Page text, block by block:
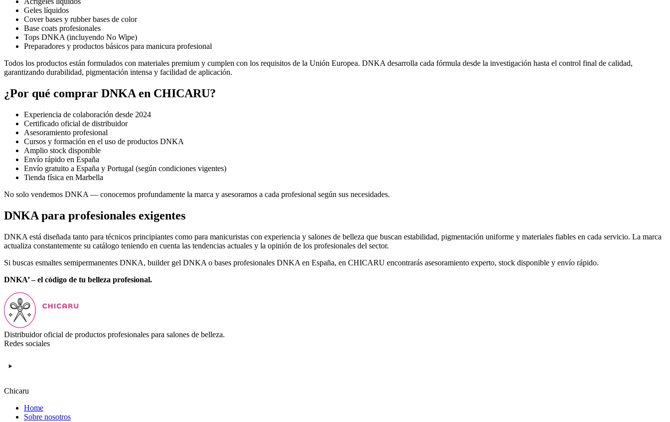
Geles líquidos
Cover bases y rubber bases de color
Base coats profesionales
Tops DNKA (incluyendo No Wipe)
Preparadores y productos básicos para manicura profesional
Todos los productos están formulados con materiales premium y cumplen con los requisitos de la Unión Europea. DNKA desarrolla cada fórmula desde la investigación hasta el control final de calidad,
garantizando durabilidad, pigmentación intensa y facilidad de aplicación.
¿Por qué comprar DNKA en CHICARU?
Experiencia de colaboración desde 2024
Certificado oficial de distribuidor
Asesoramiento profesional
Cursos y formación en el uso de productos DNKA
Amplio stock disponible
Envío rápido en España
Envío gratuito a España y Portugal (según condiciones vigentes)
Tienda física en Marbella
No solo vendemos DNKA — conocemos profundamente la marca y asesoramos a cada profesional según sus necesidades.
DNKA para profesionales exigentes
DNKA está diseñada tanto para técnicos principiantes como para manicuristas con experiencia y salones de belleza que buscan estabilidad, pigmentación uniforme y materiales fiables en cada servicio. La marca
actualiza constantemente su catálogo teniendo en cuenta las tendencias actuales y la opinión de los profesionales del sector.
Si buscas esmaltes semipermanentes DNKA, builder gel DNKA o bases profesionales DNKA en España, en CHICARU encontrarás asesoramiento experto, stock disponible y envío rápido.
DNKA’ – el código de tu belleza profesional.
Distribuidor oficial de productos profesionales para salones de belleza.
Redes sociales
Chicaru
Home
Sobre nosotros